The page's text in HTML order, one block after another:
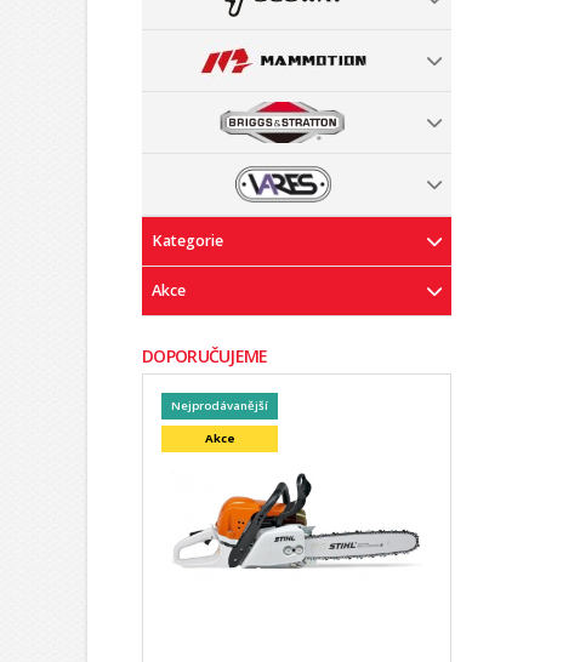
Kategorie
Akce
DOPORUČUJEME
Nejprodávanější
Akce